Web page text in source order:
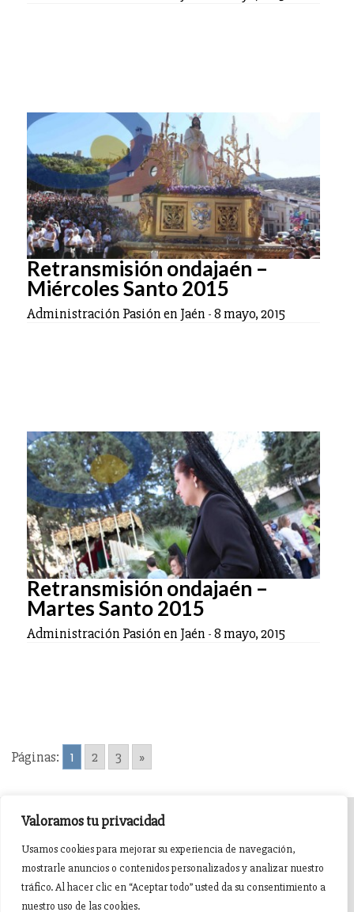
Valoramos tu privacidad
Usamos cookies para mejorar su experiencia de navegación,
mostrarle anuncios o contenidos personalizados y analizar nuestro
tráfico. Al hacer clic en “Aceptar todo” usted da su consentimiento a
nuestro uso de las cookies.
Retransmisión ondajaén –
Miércoles Santo 2015
Administración Pasión en Jaén -8 mayo, 2015
Retransmisión ondajaén –
Martes Santo 2015
Administración Pasión en Jaén -8 mayo, 2015
Páginas: 1 2 3 »
INICIO AGENDA
NOTICIAS DE PASIÓN
NOTICIAS DE GLORIA
BREVES COFRADES BANDAS